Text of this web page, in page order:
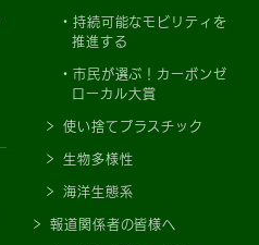
持続可能なモビリティを
推進する
市民が選ぶ！カーボンゼ
ローカル大賞
使い捨てプラスチック
生物多様性
海洋生態系
報道関係者の皆様へ